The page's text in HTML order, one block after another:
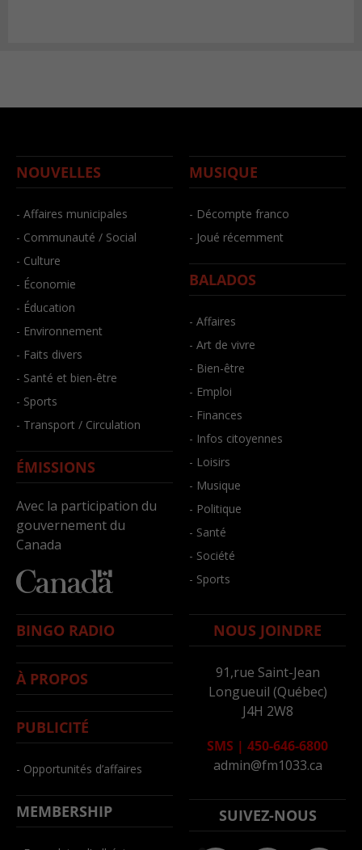
NOUVELLES
- Affaires municipales
- Communauté / Social
- Culture
- Économie
- Éducation
- Environnement
- Faits divers
- Santé et bien-être
- Sports
- Transport / Circulation
ÉMISSIONS
Avec la participation du
gouvernement du
Canada
MUSIQUE
- Décompte franco
- Joué récemment
BALADOS
- Affaires
- Art de vivre
- Bien-être
- Emploi
- Finances
- Infos citoyennes
- Loisirs
- Musique
- Politique
- Santé
- Société
- Sports
BINGO RADIO
À PROPOS
PUBLICITÉ
- Opportunités d’affaires
MEMBERSHIP
NOUS JOINDRE
91,rue Saint-Jean
Longueuil (Québec)
J4H 2W8
SMS | 450-646-6800
admin@fm1033.ca
SUIVEZ-NOUS